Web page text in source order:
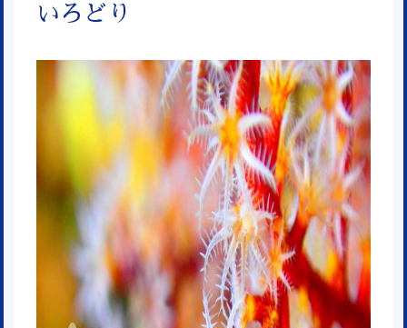
いろどり